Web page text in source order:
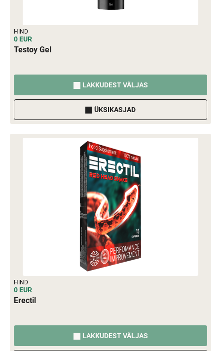
HIND
0 EUR
Testoy Gel
LAKKUDEST VÄLJAS
ÜKSIKASJAD
HIND
0 EUR
Erectil
LAKKUDEST VÄLJAS